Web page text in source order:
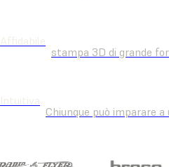
Affidabile
stampa 3D di grande
Intuitiva
Chiunque può imparare